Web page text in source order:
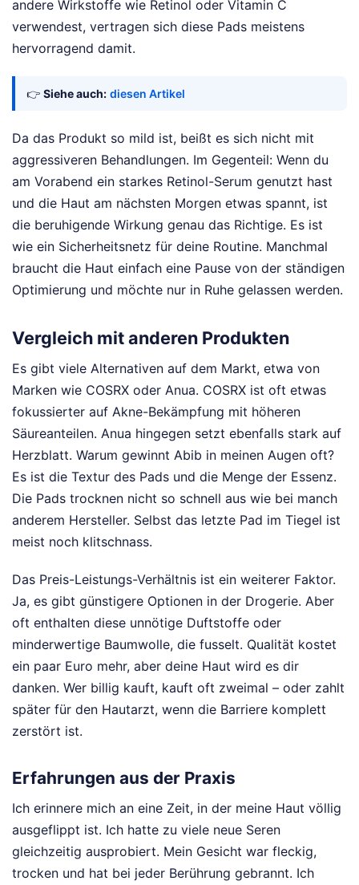
andere Wirkstoffe wie Retinol oder Vitamin C
verwendest, vertragen sich diese Pads meistens
hervorragend damit.
👉 Siehe auch: diesen Artikel
Da das Produkt so mild ist, beißt es sich nicht mit
aggressiveren Behandlungen. Im Gegenteil: Wenn du
am Vorabend ein starkes Retinol-Serum genutzt hast
und die Haut am nächsten Morgen etwas spannt, ist
die beruhigende Wirkung genau das Richtige. Es ist
wie ein Sicherheitsnetz für deine Routine. Manchmal
braucht die Haut einfach eine Pause von der ständigen
Optimierung und möchte nur in Ruhe gelassen werden.
Vergleich mit anderen Produkten
Es gibt viele Alternativen auf dem Markt, etwa von
Marken wie COSRX oder Anua. COSRX ist oft etwas
fokussierter auf Akne-Bekämpfung mit höheren
Säureanteilen. Anua hingegen setzt ebenfalls stark auf
Herzblatt. Warum gewinnt Abib in meinen Augen oft?
Es ist die Textur des Pads und die Menge der Essenz.
Die Pads trocknen nicht so schnell aus wie bei manch
anderem Hersteller. Selbst das letzte Pad im Tiegel ist
meist noch klitschnass.
Das Preis-Leistungs-Verhältnis ist ein weiterer Faktor.
Ja, es gibt günstigere Optionen in der Drogerie. Aber
oft enthalten diese unnötige Duftstoffe oder
minderwertige Baumwolle, die fusselt. Qualität kostet
ein paar Euro mehr, aber deine Haut wird es dir
danken. Wer billig kauft, kauft oft zweimal – oder zahlt
später für den Hautarzt, wenn die Barriere komplett
zerstört ist.
Erfahrungen aus der Praxis
Ich erinnere mich an eine Zeit, in der meine Haut völlig
ausgeflippt ist. Ich hatte zu viele neue Seren
gleichzeitig ausprobiert. Mein Gesicht war fleckig,
trocken und hat bei jeder Berührung gebrannt. Ich